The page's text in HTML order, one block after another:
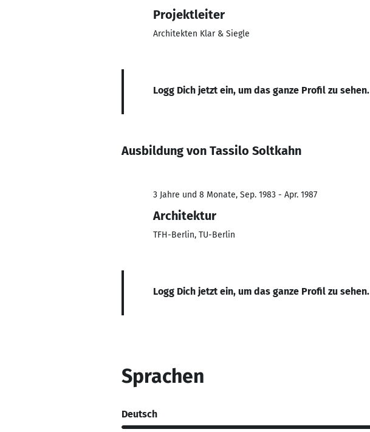
Projektleiter
Architekten Klar & Siegle
Logg Dich jetzt ein, um das ganze Profil zu sehen.
Ausbildung von Tassilo Soltkahn
3 Jahre und 8 Monate, Sep. 1983 - Apr. 1987
Architektur
TFH-Berlin, TU-Berlin
Logg Dich jetzt ein, um das ganze Profil zu sehen.
Sprachen
Deutsch